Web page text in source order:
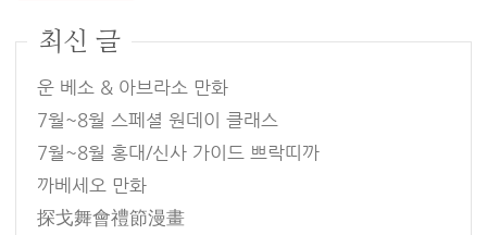
최신 글
운 베소 & 아브라소 만화
7월~8월 스페셜 원데이 클래스
7월~8월 홍대/신사 가이드 쁘락띠까
까베세오 만화
探戈舞會禮節漫畫